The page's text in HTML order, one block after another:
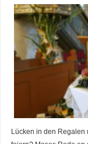
Lücken in den